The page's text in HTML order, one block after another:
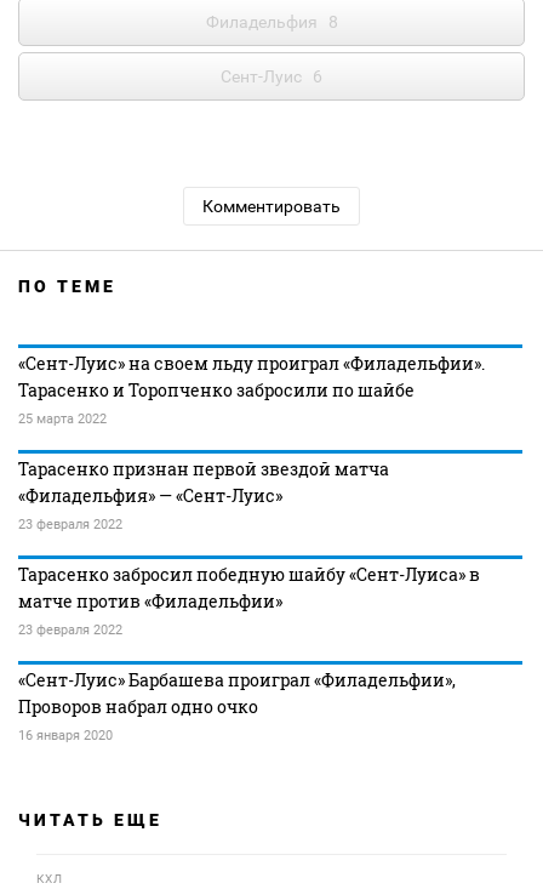
Филадельфия 8
Сент-Луис 6
Комментировать
ПО ТЕМЕ
«Сент-Луис» на своем льду проиграл «Филадельфии».
Тарасенко и Торопченко забросили по шайбе
25 марта 2022
Тарасенко признан первой звездой матча
«Филадельфия» — «Сент-Луис»
23 февраля 2022
Тарасенко забросил победную шайбу «Сент-Луиса» в
матче против «Филадельфии»
23 февраля 2022
«Сент-Луис» Барбашева проиграл «Филадельфии»,
Проворов набрал одно очко
16 января 2020
ЧИТАТЬ ЕЩЕ
КХЛ